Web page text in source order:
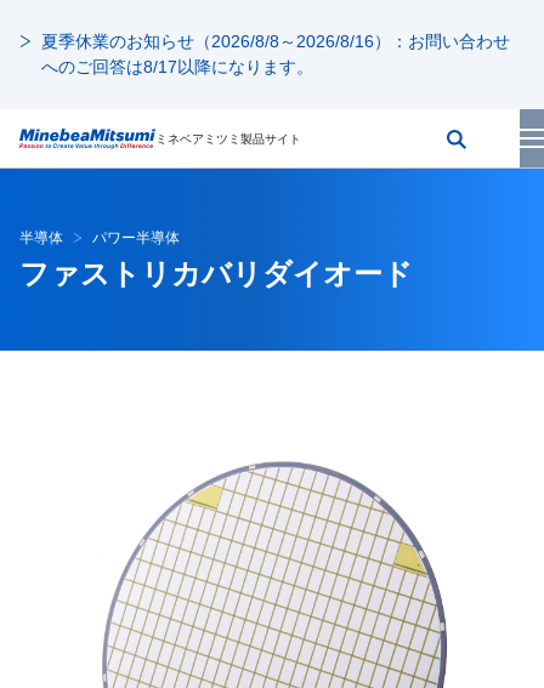
夏季休業のお知らせ（2026/8/8～2026/8/16）：お問い合わせ
へのご回答は8/17以降になります。
ミネベアミツミ製品サイト
半導体 パワー半導体
ファストリカバリダイオード